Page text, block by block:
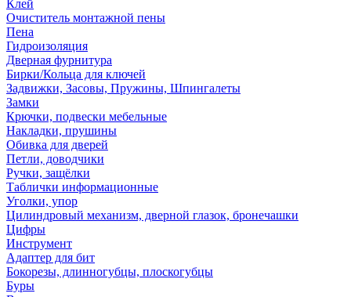
Клей
Очиститель монтажной пены
Пена
Гидроизоляция
Дверная фурнитура
Бирки/Кольца для ключей
Задвижки, Засовы, Пружины, Шпингалеты
Замки
Крючки, подвески мебельные
Накладки, прушины
Обивка для дверей
Петли, доводчики
Ручки, защёлки
Таблички информационные
Уголки, упор
Цилиндровый механизм, дверной глазок, бронечашки
Цифры
Инструмент
Адаптер для бит
Бокорезы, длинногубцы, плоскогубцы
Буры